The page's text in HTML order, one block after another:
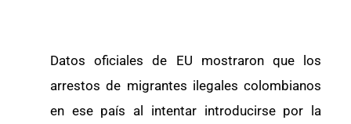
Datos oficiales de EU mostraron que los
arrestos de migrantes ilegales colombianos
en ese país al intentar introducirse por la